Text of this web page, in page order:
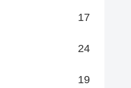
17
24
19